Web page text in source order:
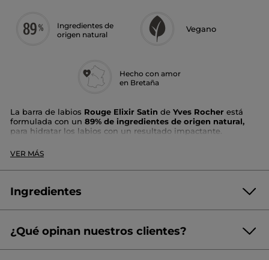
Ingredientes de
origen natural
Vegano
Hecho con amor
en Bretaña
La barra de labios Rouge Elixir Satin de Yves Rocher está
formulada con un 89% de ingredientes de origen natural,
para hidratar los labios con un resultado impactante.
Labios confortables, color intenso y luminoso
Disponible en 24 tonos.
Su + :
Enriquecido conaceite de Camelia, su fórmula rica y
hidrata intensamente los labios.
VER MÁS
Ingredientes
¿Qué opinan nuestros clientes?